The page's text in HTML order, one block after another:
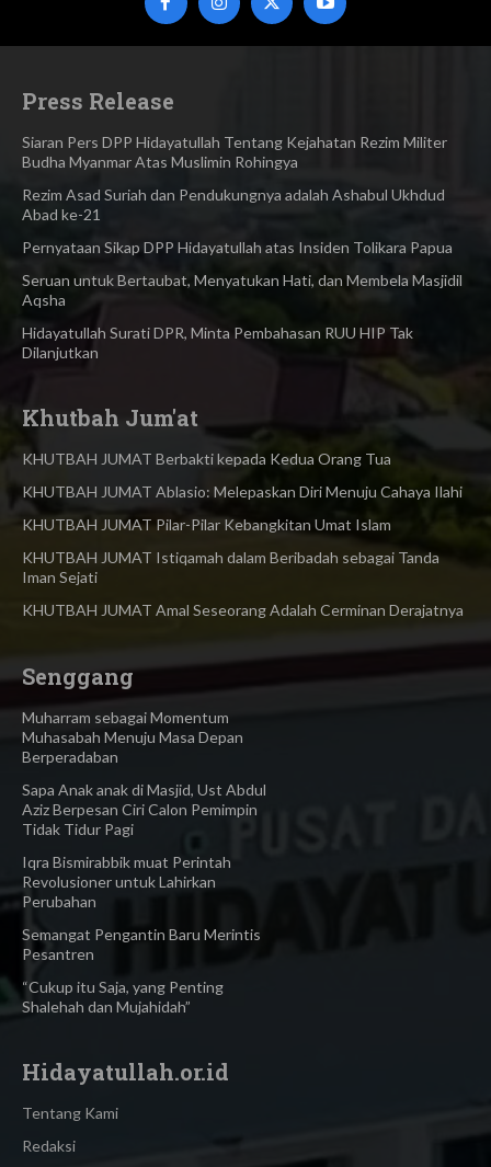
Press Release
Siaran Pers DPP Hidayatullah Tentang Kejahatan Rezim Militer
Budha Myanmar Atas Muslimin Rohingya​
Rezim Asad Suriah dan Pendukungnya adalah Ashabul Ukhdud
Abad ke-21
Pernyataan Sikap DPP Hidayatullah atas Insiden Tolikara Papua
Seruan untuk Bertaubat, Menyatukan Hati, dan Membela Masjidil
Aqsha
Hidayatullah Surati DPR, Minta Pembahasan RUU HIP Tak
Dilanjutkan
Khutbah Jum'at
KHUTBAH JUMAT Berbakti kepada Kedua Orang Tua
KHUTBAH JUMAT Ablasio: Melepaskan Diri Menuju Cahaya Ilahi
KHUTBAH JUMAT Pilar-Pilar Kebangkitan Umat Islam
KHUTBAH JUMAT Istiqamah dalam Beribadah sebagai Tanda
Iman Sejati
KHUTBAH JUMAT Amal Seseorang Adalah Cerminan Derajatnya
Senggang
Muharram sebagai Momentum
Muhasabah Menuju Masa Depan
Berperadaban
Sapa Anak anak di Masjid, Ust Abdul
Aziz Berpesan Ciri Calon Pemimpin
Tidak Tidur Pagi
Iqra Bismirabbik muat Perintah
Revolusioner untuk Lahirkan
Perubahan
Semangat Pengantin Baru Merintis
Pesantren
“Cukup itu Saja, yang Penting
Shalehah dan Mujahidah”
Hidayatullah.or.id
Tentang Kami
Redaksi